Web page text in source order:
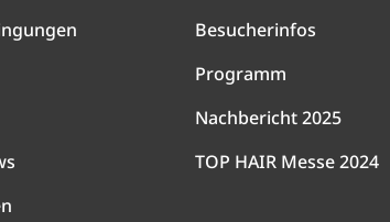
Besucherinfos
Programm
Nachbericht 2025
TOP HAIR Messe 2024